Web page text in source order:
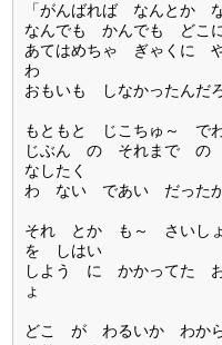
「がんばれば なんとか
なんでも かんでも どこ
あてはめちゃ ぎゃく
わ
おもいも しなかったんだ
もともと じこちゅ～
じぶん の それまで の
なしたく
わ ない であい だった
それ とか も～ さい
を しはい
しよう に かかってた
ょ
どこ が わるいか わか